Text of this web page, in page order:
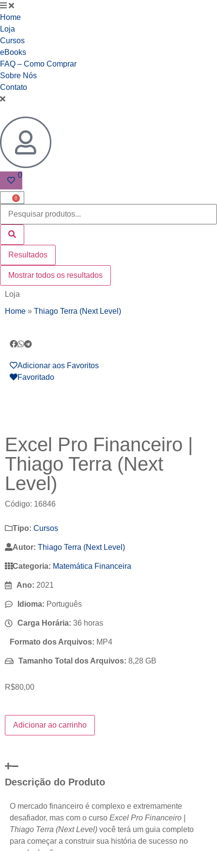
Home
Loja
Cursos
eBooks
FAQ – Como Comprar
Sobre Nós
Contato
0
0
Resultados
Mostrar todos os resultados
Loja
Home » Thiago Terra (Next Level)
Adicionar aos Favoritos
Favoritado
Excel Pro Financeiro |
Thiago Terra (Next
Level)
Código: 16846
Tipo: Cursos
Autor: Thiago Terra (Next Level)
Categoria: Matemática Financeira
Ano: 2021
Idioma: Português
Carga Horária: 36 horas
Formato dos Arquivos: MP4
Tamanho Total dos Arquivos: 8,28 GB
R$80,00
Adicionar ao carrinho
Descrição do Produto
O mercado financeiro é complexo e extremamente
desafiador, mas com o curso Excel Pro Financeiro |
Thiago Terra (Next Level) você terá um guia completo
para começar a construir sua história de sucesso no